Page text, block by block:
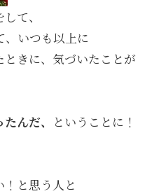
て、
、いつも以上に
きに、気づいたことが
んだ、 ということに！
と思う人と